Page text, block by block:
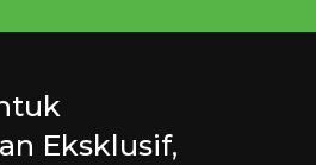
Eksklusif,